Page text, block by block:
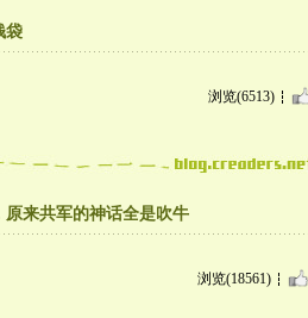
袋
浏览(6513)
原来共军的神话全是吹牛
浏览(18561)